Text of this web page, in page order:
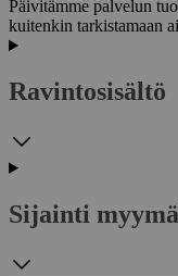
Päivitämme palvelun
kuitenkin tarkistamaan
Ravintosisältö
Sijainti